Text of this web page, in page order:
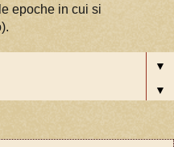
epoche in cui si
▼
▼